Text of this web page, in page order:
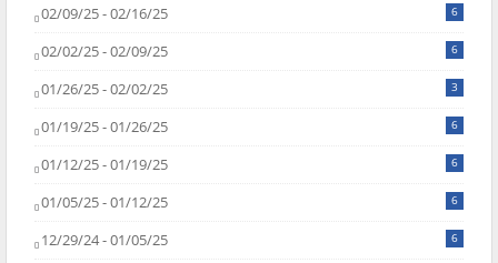
02/09/25 - 02/16/25 6
02/02/25 - 02/09/25 6
01/26/25 - 02/02/25 3
01/19/25 - 01/26/25 6
01/12/25 - 01/19/25 6
01/05/25 - 01/12/25 6
12/29/24 - 01/05/25 6